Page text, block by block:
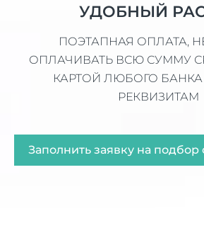
УДОБНЫЙ
ПОЭТАПНАЯ ОПЛАТА,
ОПЛАЧИВАТЬ ВСЮ СУММУ
КАРТОЙ ЛЮБОГО
РЕКВИЗИТАМ
Заполнить заявку на подбор